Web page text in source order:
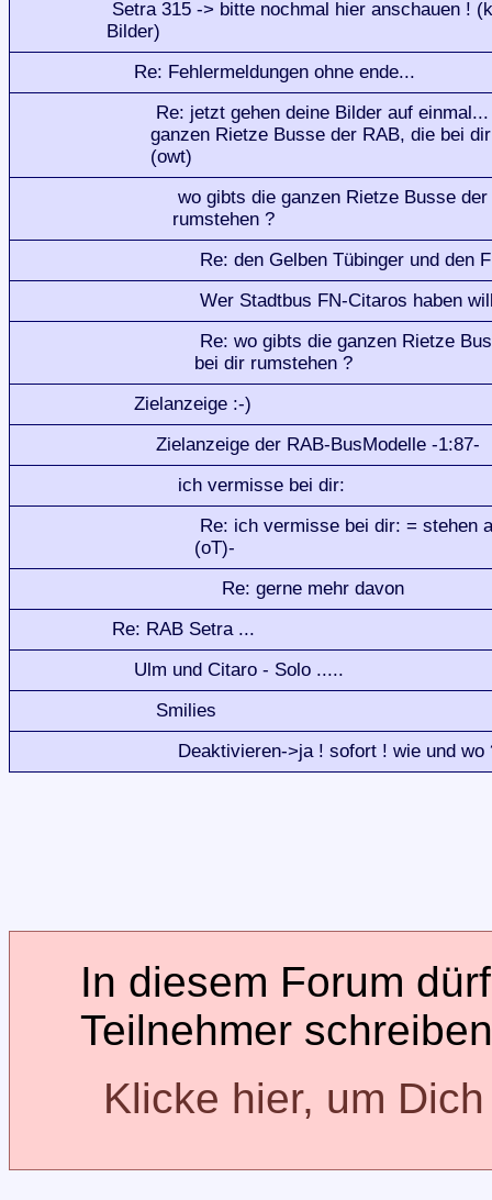
Setra 315 -> bitte nochmal hier anschauen !
Bilder)
Re: Fehlermeldungen ohne ende...
Re: jetzt gehen deine Bilder auf
ganzen Rietze Busse der RAB, die bei
(owt)
wo gibts die ganzen Rietze Busse
rumstehen ?
Re: den Gelben Tübinger und den
Wer Stadtbus FN-Citaros haben
Re: wo gibts die ganzen Rietze
bei dir rumstehen ?
Zielanzeige :-)
Zielanzeige der RAB-BusModelle -1:87-
ich vermisse bei dir:
Re: ich vermisse bei dir: = stehen
(oT)-
Re: gerne mehr davon
Re: RAB Setra ...
Ulm und Citaro - Solo .....
Smilies
Deaktivieren->ja ! sofort ! wie und wo
In diesem Forum
Teilnehmer
Klicke hier, um